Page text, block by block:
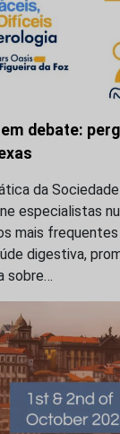
debate:
da
especialistas
mais
digestiva,
sobre…